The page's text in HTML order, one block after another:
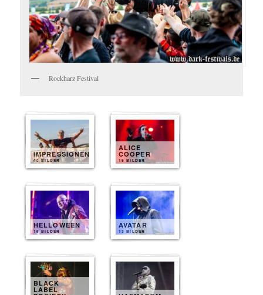
Rockharz Festival
IMPRESSIONEN
40 BILDER
ALICE
COOPER
15 BILDER
HELLOWEEN
15 BILDER
AVATAR
13 BILDER
BLACK
LABEL